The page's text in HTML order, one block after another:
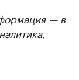
— в